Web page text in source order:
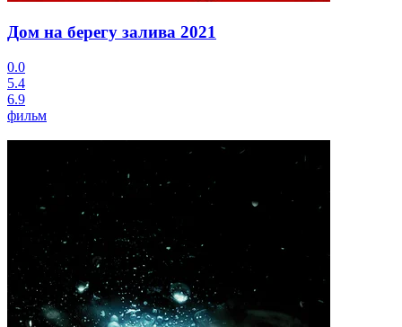
Дом на берегу залива 2021
0.0
5.4
6.9
фильм